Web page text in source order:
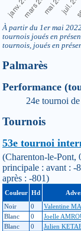
À partir du 1er mai
tournois joués en
tournois, joués en
Palmarès
Performance
24e tournoi
Tournois
53e tournoi
(Charenton-le-
principale : avant : -
après : -801)
Couleur Hd
Noir
0 Valentine
Blanc
0 Joelle
Blanc
0 Julien